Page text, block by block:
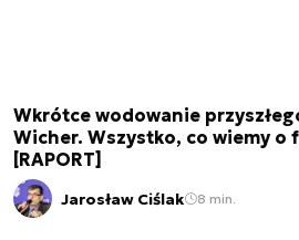
Wkrótce wodowanie
Wicher. Wszystko, co wiemy o
[RAPORT]
Jarosław Ciślak 8 min.